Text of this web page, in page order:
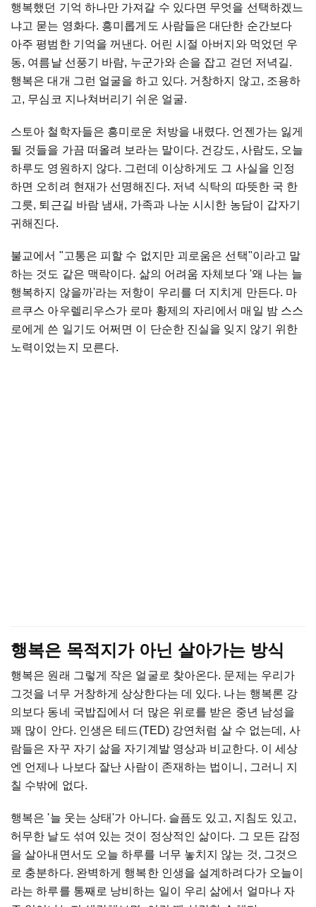
행복했던 기억 하나만 가져갈 수 있다면 무엇을 선택하겠느
냐고 묻는 영화다. 흥미롭게도 사람들은 대단한 순간보다
아주 평범한 기억을 꺼낸다. 어린 시절 아버지와 먹었던 우
동, 여름날 선풍기 바람, 누군가와 손을 잡고 걷던 저녁길.
행복은 대개 그런 얼굴을 하고 있다. 거창하지 않고, 조용하
고, 무심코 지나쳐버리기 쉬운 얼굴.
스토아 철학자들은 흥미로운 처방을 내렸다. 언젠가는 잃게
될 것들을 가끔 떠올려 보라는 말이다. 건강도, 사람도, 오늘
하루도 영원하지 않다. 그런데 이상하게도 그 사실을 인정
하면 오히려 현재가 선명해진다. 저녁 식탁의 따뜻한 국 한
그릇, 퇴근길 바람 냄새, 가족과 나눈 시시한 농담이 갑자기
귀해진다.
불교에서 "고통은 피할 수 없지만 괴로움은 선택"이라고 말
하는 것도 같은 맥락이다. 삶의 어려움 자체보다 '왜 나는 늘
행복하지 않을까'라는 저항이 우리를 더 지치게 만든다. 마
르쿠스 아우렐리우스가 로마 황제의 자리에서 매일 밤 스스
로에게 쓴 일기도 어쩌면 이 단순한 진실을 잊지 않기 위한
노력이었는지 모른다.
행복은 목적지가 아닌 살아가는 방식
행복은 원래 그렇게 작은 얼굴로 찾아온다. 문제는 우리가
그것을 너무 거창하게 상상한다는 데 있다. 나는 행복론 강
의보다 동네 국밥집에서 더 많은 위로를 받은 중년 남성을
꽤 많이 안다. 인생은 테드(TED) 강연처럼 살 수 없는데, 사
람들은 자꾸 자기 삶을 자기계발 영상과 비교한다. 이 세상
엔 언제나 나보다 잘난 사람이 존재하는 법이니, 그러니 지
칠 수밖에 없다.
행복은 '늘 웃는 상태'가 아니다. 슬픔도 있고, 지침도 있고,
허무한 날도 섞여 있는 것이 정상적인 삶이다. 그 모든 감정
을 살아내면서도 오늘 하루를 너무 놓치지 않는 것, 그것으
로 충분하다. 완벽하게 행복한 인생을 설계하려다가 오늘이
라는 하루를 통째로 낭비하는 일이 우리 삶에서 얼마나 자